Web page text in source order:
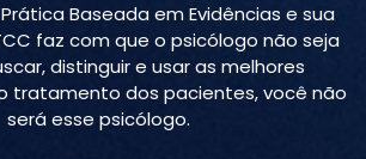
Baseada em Evidências e sua
faz com que o psicólogo não seja
distinguir e usar as melhores
tratamento dos pacientes, você não
será esse psicólogo.